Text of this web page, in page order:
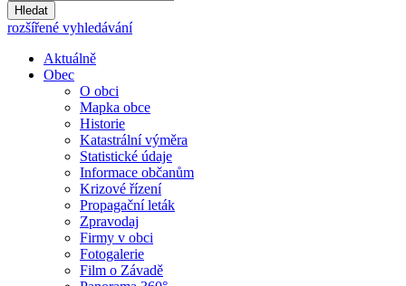
Hledat
rozšířené vyhledávání
Aktuálně
Obec
O obci
Mapka obce
Historie
Katastrální výměra
Statistické údaje
Informace občanům
Krizové řízení
Propagační leták
Zpravodaj
Firmy v obci
Fotogalerie
Film o Závadě